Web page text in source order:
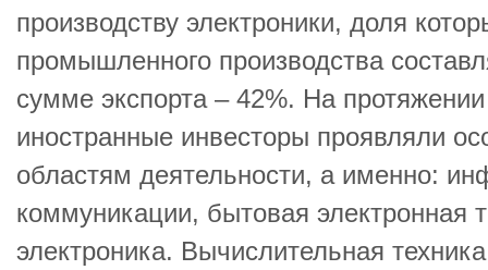
производству электроники, доля
промышленного производства
сумме экспорта – 42%. На
иностранные инвесторы проявляли
областям деятельности, а именно:
коммуникации, бытовая электронная
электроника. Вычислительная